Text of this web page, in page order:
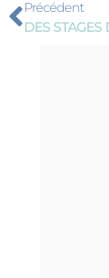
Précédent
DES STAGES